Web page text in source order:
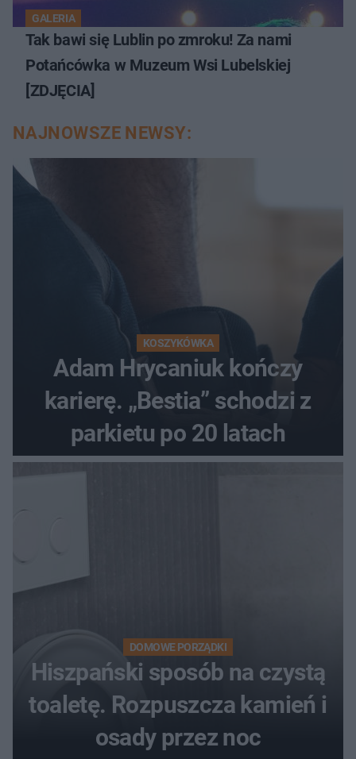
GALERIA
Tak bawi się Lublin po zmroku! Za nami
Potańcówka w Muzeum Wsi Lubelskiej
[ZDJĘCIA]
NAJNOWSZE NEWSY:
KOSZYKÓWKA
Adam Hrycaniuk kończy
karierę. „Bestia” schodzi z
parkietu po 20 latach
DOMOWE PORZĄDKI
Hiszpański sposób na czystą
toaletę. Rozpuszcza kamień i
osady przez noc